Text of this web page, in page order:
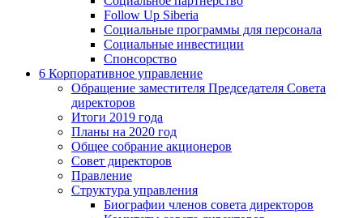
Follow Up Siberia
Социальные программы для персонала
Социальные инвестиции
Спонсорство
6 Корпоративное управление
Обращение заместителя Председателя Совета
директоров
Итоги 2019 года
Планы на 2020 год
Общее собрание акционеров
Совет директоров
Правление
Структура управления
Биографии членов совета директоров